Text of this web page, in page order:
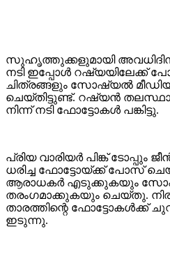
സുഹൃത്തുക്കളുമായി
നടി ഇപ്പോൾ റഷ്യയിലേക്ക്
ചിത്രങ്ങളും സോഷ്യൽ
ചെയ്തിട്ടുണ്ട്. റഷ്യൻ
നിന്ന് നടി ഫോട്ടോകൾ പങ്കിട്ടു.
പ്രിയ വാരിയർ പിങ്ക് ടോപ്പും
ധരിച്ച ഫോട്ടോയ്ക്ക് പോസ്
ആരാധകർ എടുക്കുകയും
തരംഗമാക്കുകയും ചെയ്തു.
താരത്തിന്റെ ഫോട്ടോകൾക്ക്
ഇടുന്നു.